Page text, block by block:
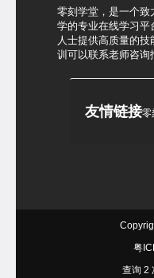
零刻学堂，是一个致
学的专业在线学习平
人士提供高质量的
训可以联系老师咨询
友情链接零
粤
查询 2